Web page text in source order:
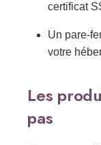
certificat
Un pare-
votre
Les
pas